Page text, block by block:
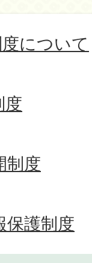
について
度
制度
保護制度